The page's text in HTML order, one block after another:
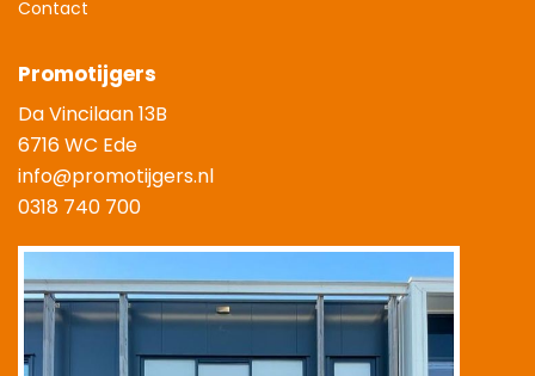
Contact
Promotijgers
Da Vincilaan 13B
6716 WC Ede
info@promotijgers.nl
0318 740 700